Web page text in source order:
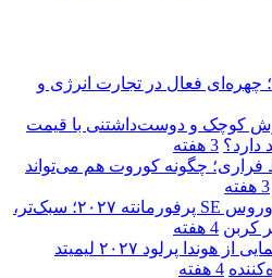
چهره‌ای فعال در تجارت انرژی و
۲۰۲۶؛ موش کوچک و دوست‌داشتنی با قیمت
3 هفته
فراری؛ چگونه کوروت هم می‌تواند
3 هفته
رونمایی از لامبورگینی اوروس SE پرفورمانته ۲۰۲۷؛ سبک‌تر،
کربن 4 هفته
شاهکار جدید ژاپنی؛ رونمایی از هوندا پرلود ۲۰۲۷ لیمیتد
4 هفته